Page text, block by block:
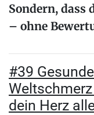
Sondern, dass
– ohne
#39
dein Herz